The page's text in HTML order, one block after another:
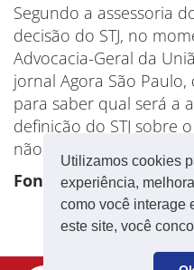
Utilizamos cookies
experiência,
como você interage
este site, você
Segundo a assessoria
decisão do STJ, no
Advocacia-Geral da
jornal Agora São
para saber qual será a
definição do STJ sobre
não respondeu.
Fonte: CUT